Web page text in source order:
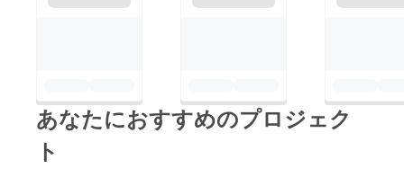
あなたにおすすめのプロジェク
ト